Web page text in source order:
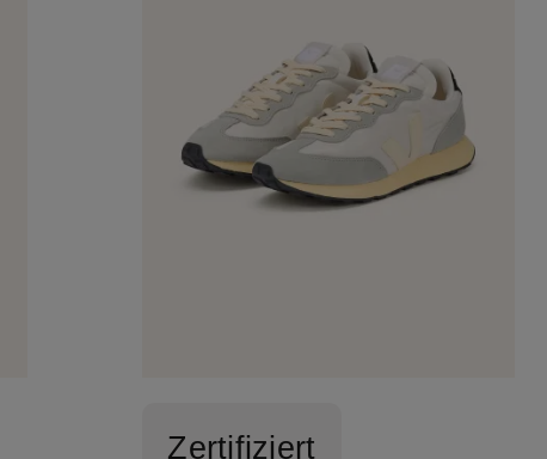
Zertifiziert